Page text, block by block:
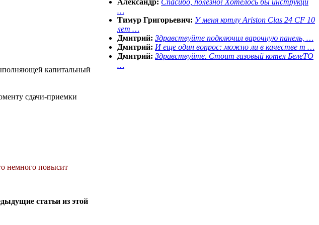
капитальный
сдачи-приемки
немного повысит
статьи из этой
Александр: Спасибо, полезно! Хотелось бы инструкци
…
Тимур Григорьевич: У меня котлу Ariston Clas 24 CF 10
лет …
Дмитрий: Здравствуйте подключил варочную панель, …
Дмитрий: И еще один вопрос: можно ли в качестве т …
Дмитрий: Здравствуйте. Стоит газовый котел БелеТО
…